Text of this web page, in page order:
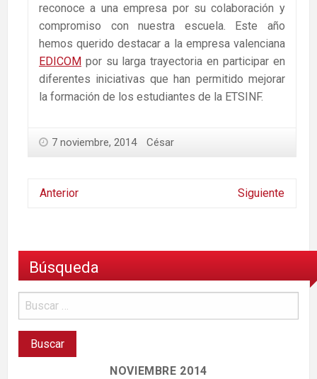
reconoce a una empresa por su colaboración y
compromiso con nuestra escuela. Este año
hemos querido destacar a la empresa valenciana
EDICOM por su larga trayectoria en participar en
diferentes iniciativas que han permitido mejorar
la formación de los estudiantes de la ETSINF.
7 noviembre, 2014 César
Anterior Siguiente
Búsqueda
NOVIEMBRE 2014